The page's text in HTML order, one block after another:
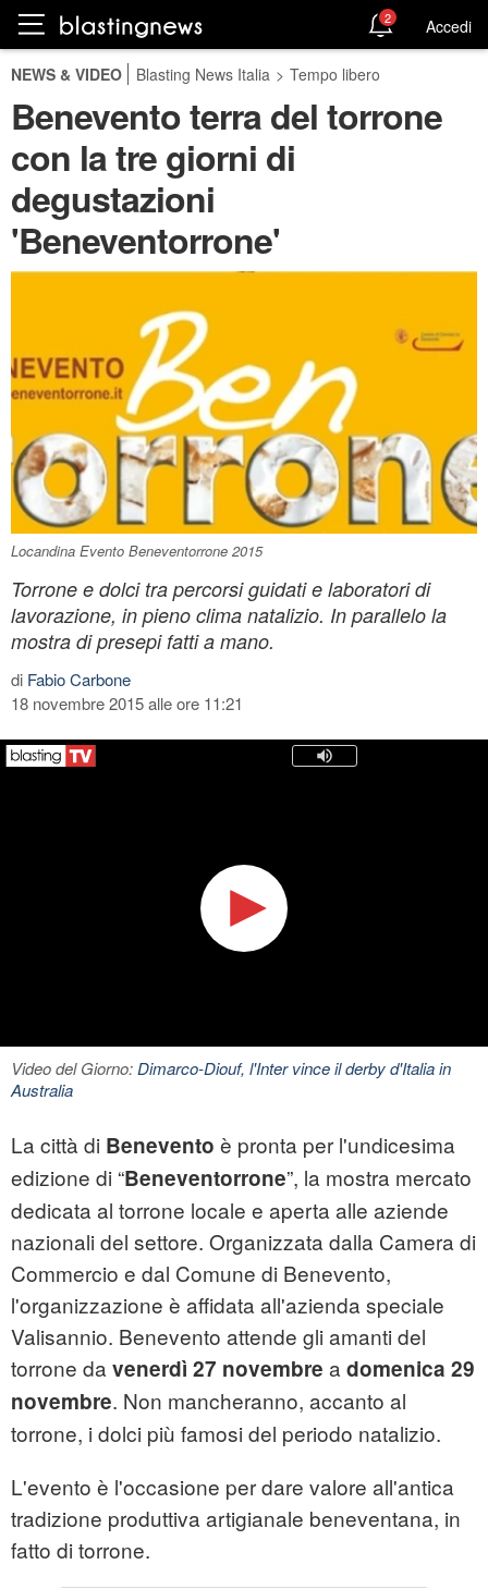
2 Accedi
NEWS & VIDEO Blasting News Italia > Tempo libero
Benevento terra del torrone
con la tre giorni di
degustazioni
'Beneventorrone'
Locandina Evento Beneventorrone 2015
Torrone e dolci tra percorsi guidati e laboratori di
lavorazione, in pieno clima natalizio. In parallelo la
mostra di presepi fatti a mano.
di Fabio Carbone
18 novembre 2015 alle ore 11:21
Video del Giorno:Dimarco-Diouf, l'Inter vince il derby d'Italia in
Australia
La città di Benevento è pronta per l'undicesima
edizione di “Beneventorrone”, la mostra mercato
dedicata al torrone locale e aperta alle aziende
nazionali del settore. Organizzata dalla Camera di
Commercio e dal Comune di Benevento,
l'organizzazione è affidata all'azienda speciale
Valisannio. Benevento attende gli amanti del
torrone da venerdì 27 novembre a domenica 29
novembre. Non mancheranno, accanto al
torrone, i dolci più famosi del periodo natalizio.
L'evento è l'occasione per dare valore all'antica
tradizione produttiva artigianale beneventana, in
fatto di torrone.